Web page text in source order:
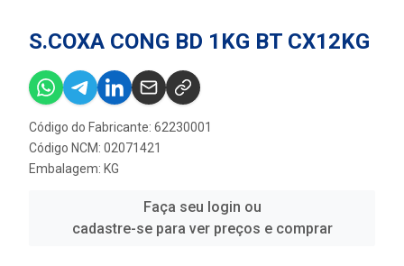
S.COXA CONG BD 1KG BT CX12KG
Código do Fabricante: 62230001
Código NCM: 02071421
Embalagem: KG
Faça seu login ou
cadastre-se para ver preços e comprar